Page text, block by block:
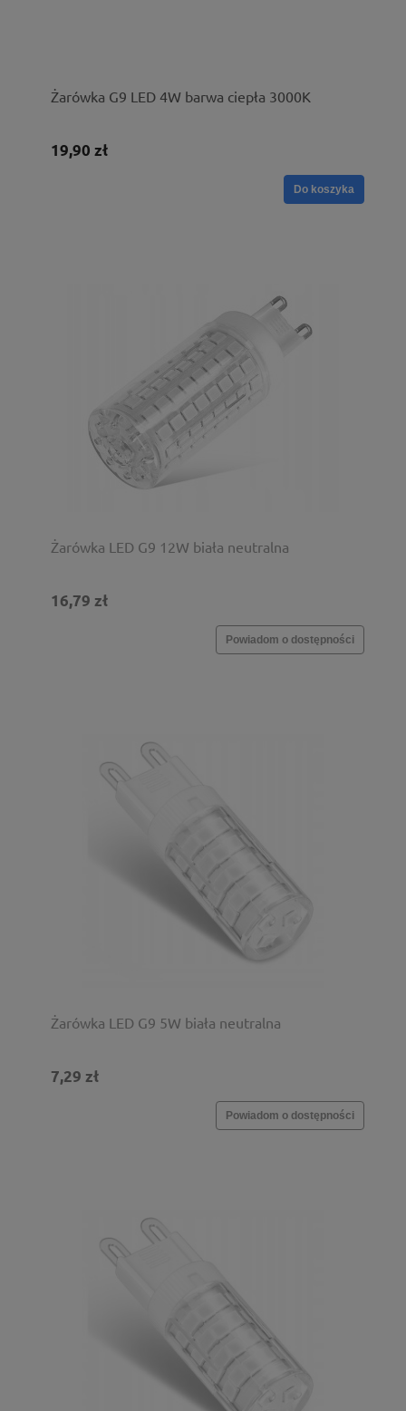
Żarówka G9 LED 4W barwa ciepła 3000K
19,90 zł
Do koszyka
Żarówka LED G9 12W biała neutralna
16,79 zł
Powiadom o dostępności
Żarówka LED G9 5W biała neutralna
7,29 zł
Powiadom o dostępności